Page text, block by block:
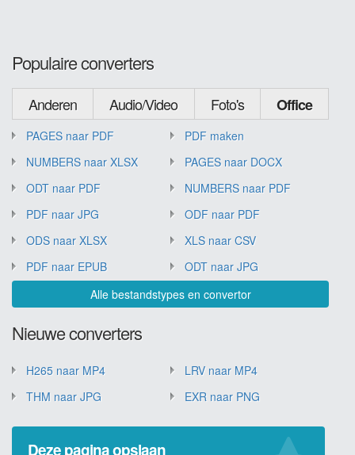
Populaire converters
Anderen Audio/Video Foto's Office
PAGES naar PDF
PDF maken
NUMBERS naar XLSX
PAGES naar DOCX
ODT naar PDF
NUMBERS naar PDF
PDF naar JPG
ODF naar PDF
ODS naar XLSX
XLS naar CSV
PDF naar EPUB
ODT naar JPG
Alle bestandstypes en convertor
Nieuwe converters
H265 naar MP4
LRV naar MP4
THM naar JPG
EXR naar PNG
Deze pagina opslaan